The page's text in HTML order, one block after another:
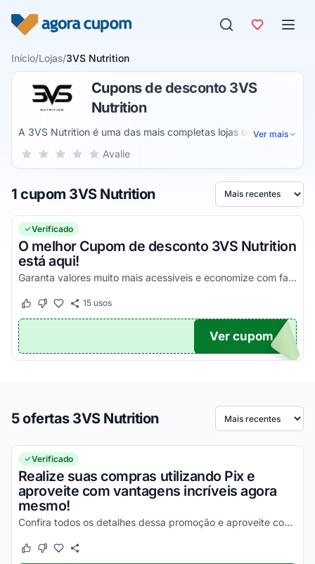
Início/Lojas/3VS Nutrition
Cupons de desconto 3VS
Nutrition
A 3VS Nutrition é uma das mais completas lojas online do
mercado de suplementos alimentares, uma empresa que
vantagens simplesmente incríveis durante todos os
momentos da sua compra a partir de valores acessíveis e
milhares de benefícios.
Ver mais
Sua nota para 3VS Nutrition, de 1 a 5 estrelas
5 estrelas
4 estrelas
3 estrelas
2 estrelas
1 estrela Avalie
1 cupom 3VS Nutrition Ordenar por
Verificado
O melhor Cupom de desconto 3VS Nutrition
está aqui!
Garanta valores muito mais acessíveis e economize com facilidade em todas as suas compras!
Este cupom funcionou
Este cupom não funcionou
15usos
TICO
Ver cupom
5 ofertas 3VS Nutrition Ordenar por
Verificado
Realize suas compras utilizando Pix e
aproveite com vantagens incríveis agora
mesmo!
Confira todos os detalhes dessa promoção e aproveite com vantagens simplesmente incríveis!
Este cupom funcionou
Este cupom não funcionou